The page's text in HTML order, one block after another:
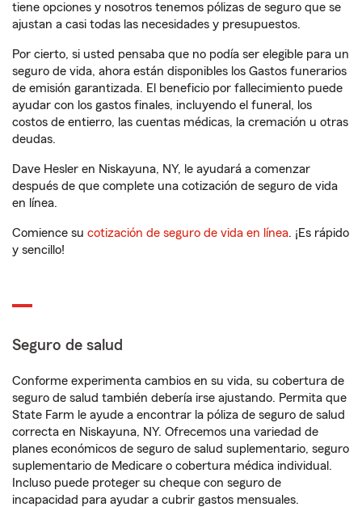
tiene opciones y nosotros tenemos pólizas de seguro que se
ajustan a casi todas las necesidades y presupuestos.
Por cierto, si usted pensaba que no podía ser elegible para un
seguro de vida, ahora están disponibles los Gastos funerarios
de emisión garantizada. El beneficio por fallecimiento puede
ayudar con los gastos finales, incluyendo el funeral, los
costos de entierro, las cuentas médicas, la cremación u otras
deudas.
Dave Hesler en Niskayuna, NY, le ayudará a comenzar
después de que complete una cotización de seguro de vida
en línea.
Comience su cotización de seguro de vida en línea. ¡Es rápido
y sencillo!
Seguro de salud
Conforme experimenta cambios en su vida, su cobertura de
seguro de salud también debería irse ajustando. Permita que
State Farm le ayude a encontrar la póliza de seguro de salud
correcta en Niskayuna, NY. Ofrecemos una variedad de
planes económicos de seguro de salud suplementario, seguro
suplementario de Medicare o cobertura médica individual.
Incluso puede proteger su cheque con seguro de
incapacidad para ayudar a cubrir gastos mensuales.